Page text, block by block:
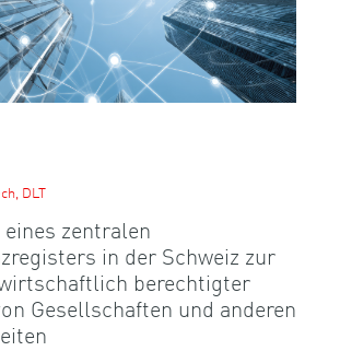
DLT
zentralen
in der Schweiz zur
berechtigter
Gesellschaften und anderen